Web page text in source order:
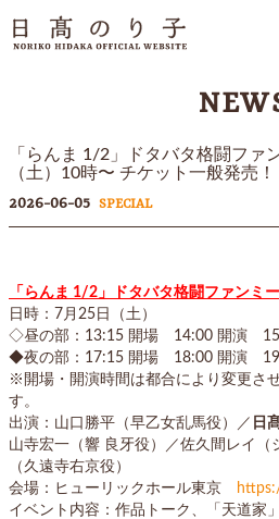
「らんま 1/2」ドタバタ格闘フ
（土）10時〜 チケット一般発売！
2026-06-05 SPECIAL
「らんま 1/2」ドタバタ格闘ファンミ
日時：7月25日（土）
◇昼の部：13:15 開場 14:00 開演
◆夜の部：17:15 開場 18:00 開演
※開場・開演時間は都合により変更さ
す。
出演：山口勝平（早乙女乱馬役）／ 日
山寺宏一（響 良牙役）／佐久間レイ（
（久遠寺右京役）
会場：ヒューリックホール東京
イベント内容：作品トーク、「天道家